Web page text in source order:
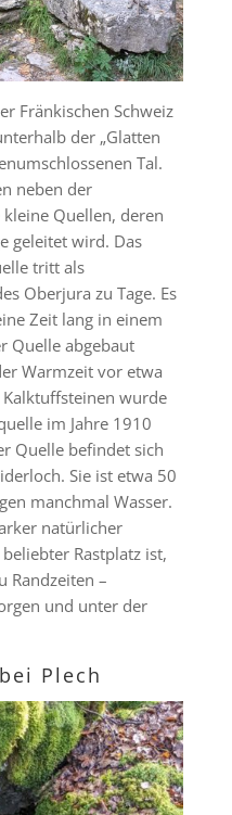
Fränkischen Schweiz
der „Glatten
Tal.
neben der
Quellen, deren
geleitet wird. Das
tritt als
Oberjura zu Tage. Es
Zeit lang in einem
Quelle abgebaut
Warmzeit vor etwa
Kalktuffsteinen wurde
im Jahre 1910
Quelle befindet sich
Sie ist etwa 50
manchmal Wasser.
natürlicher
Rastplatz ist,
Randzeiten –
und unter der
Plech